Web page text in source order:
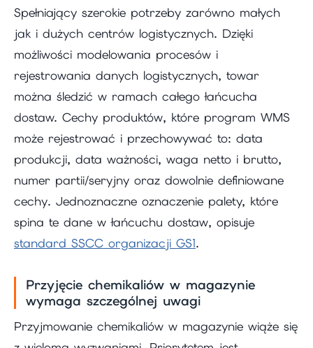
Spełniający szerokie potrzeby zarówno małych
jak i dużych centrów logistycznych. Dzięki
możliwości modelowania procesów i
rejestrowania danych logistycznych, towar
można śledzić w ramach całego łańcucha
dostaw. Cechy produktów, które program WMS
może rejestrować i przechowywać to: data
produkcji, data ważności, waga netto i brutto,
numer partii/seryjny oraz dowolnie definiowane
cechy. Jednoznaczne oznaczenie palety, które
spina te dane w łańcuchu dostaw, opisuje
standard SSCC organizacji GS1.
Przyjęcie chemikaliów w magazynie
wymaga szczególnej uwagi
Przyjmowanie chemikaliów w magazynie wiąże się